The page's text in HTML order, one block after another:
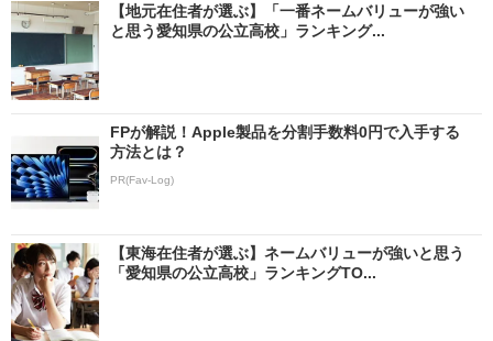
【地元在住者が選ぶ】「一番ネームバリューが強い
と思う愛知県の公立高校」ランキング...
FPが解説！Apple製品を分割手数料0円で入手する
方法とは？
PR(Fav-Log)
【東海在住者が選ぶ】ネームバリューが強いと思う
「愛知県の公立高校」ランキングTO...